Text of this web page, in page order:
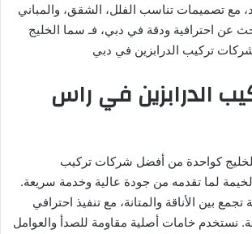
مع تصميمات تناسب الفلل، الشقق، والمباني
عن احترافية ودقة في دبي، فـ سما الخليج
تركيب الدرابزين في دبي
الدرابزين في راس
كواحدة من أفضل شركات تركيب
لما تقدمه من جودة عالية وخدمة سريعة.
بين الأناقة والمتانة، مع تنفيذ احترافي
نستخدم خامات أصلية مقاومة للصدأ والعوامل